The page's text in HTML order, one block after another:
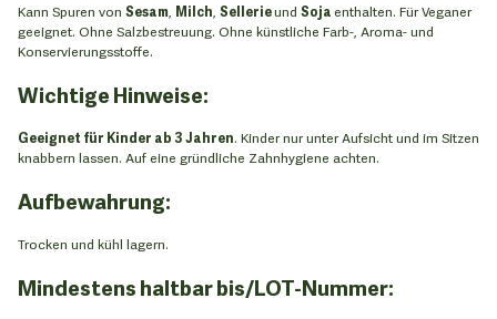
Kann Spuren von Sesam Milch Sellerieund Sojaenthalten. Für Veganer
geeignet. Ohne Salzbestreuung. Ohne künstliche Farb-, Aroma- und
Konservierungsstoffe.
Wichtige Hinweise:
Geeignet für Kinder ab 3 Jahren. Kinder nur unter Aufsicht und im Sitzen
knabbern lassen. Auf eine gründliche Zahnhygiene achten.
Aufbewahrung:
Trocken und kühl lagern.
Mindestens haltbar bis/LOT-Nummer: